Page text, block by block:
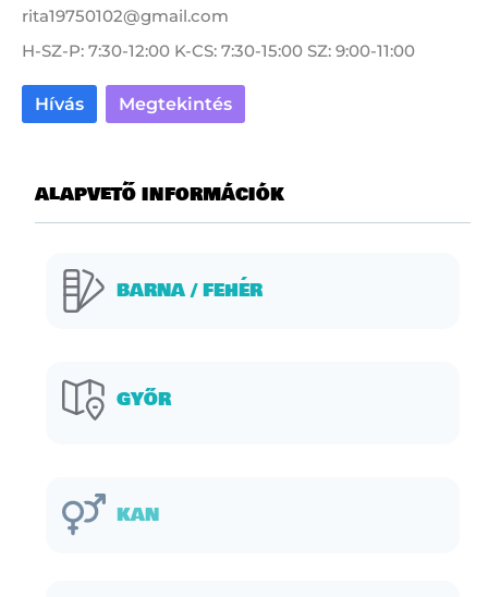
rita19750102@gmail.com
H-SZ-P: 7:30-12:00 K-CS: 7:30-15:00 SZ: 9:00-11:00
Hívás Megtekintés
alapvető információk
BARNA / FEHÉR
GYŐR
KAN